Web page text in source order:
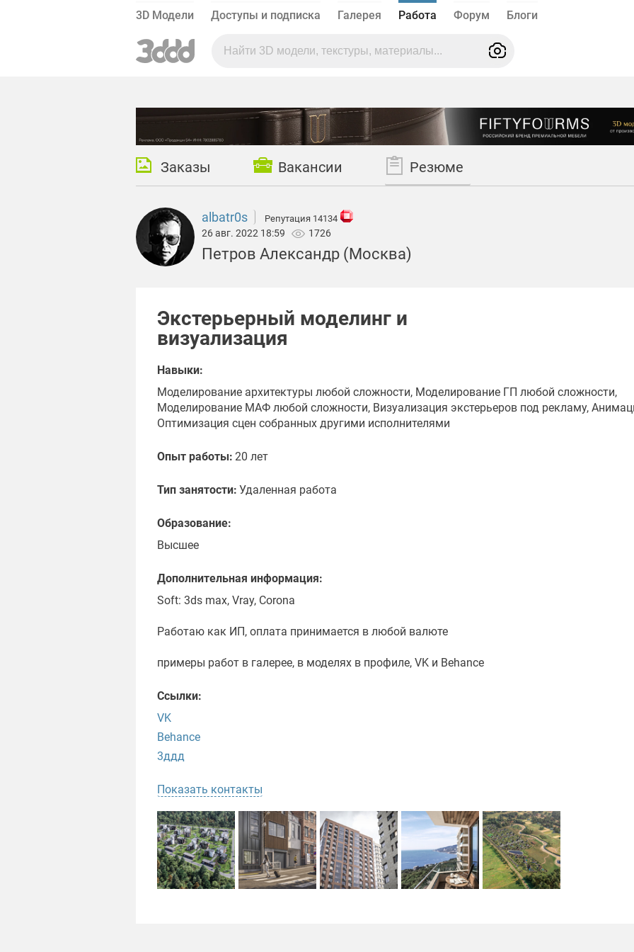
3D Модели Доступы и подписка Галерея Работа Форум Блоги
Заказы Вакансии Резюме
albatr0s Репутация 14134
26 авг. 2022 18:59 1726
Петров Александр (Москва)
Экстерьерный моделинг и
визуализация
Навыки:
Моделирование архитектуры любой сложности, Моделирование ГП любой сложности,
Моделирование МАФ любой сложности, Визуализация экстерьеров под рекламу,
Оптимизация сцен собранных другими исполнителями
Опыт работы: 20 лет
Тип занятости: Удаленная работа
Образование:
Высшее
Дополнительная информация:
Soft: 3ds max, Vray, Corona
Работаю как ИП, оплата принимается в любой валюте
примеры работ в галерее, в моделях в профиле, VK и Behance
Ссылки:
VK
Behance
3ддд
Показать контакты